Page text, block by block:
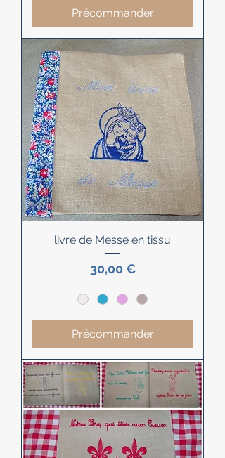
Précommander
livre de Messe en tissu
Prix
30,00 €
Précommander